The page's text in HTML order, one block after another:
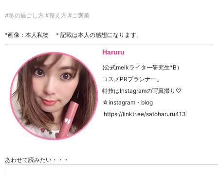
#冬の過ごし方 #整え方 #ご褒美
*画像：本人私物 ＊記載は本人の感想になります。
Haruru
(公式meikライター研究生*B）
コスメPRプランナー。
特技はInstagramの写真撮り♡
☆instagram・blog
https://linktr.ee/satoharuru413
あわせて読みたい・・・